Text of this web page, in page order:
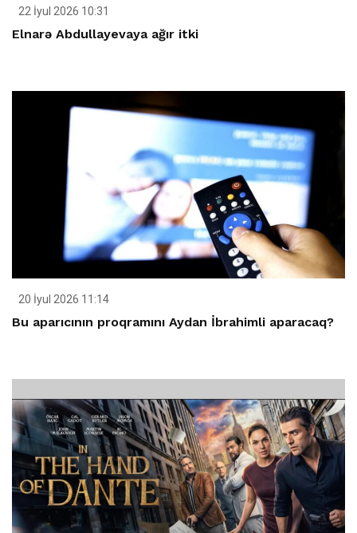
22 İyul 2026 10:31
Elnarə Abdullayevaya ağır itki
20 İyul 2026 11:14
Bu aparıcının proqramını Aydan İbrahimli aparacaq?